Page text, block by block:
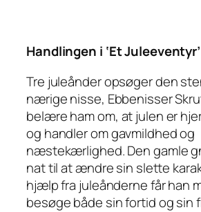
Handlingen i ‘Et
Tre juleånder opsøger den
nærige nisse, Ebbenisser
belære ham om, at julen er
og handler om gavmildhed og
næstekærlighed. Den gamle
nat til at ændre sin slette
hjælp fra juleånderne får han
besøge både sin fortid og sin